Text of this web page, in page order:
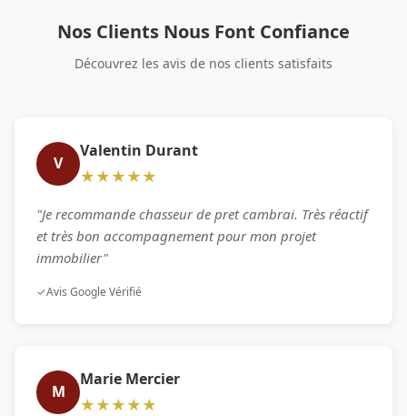
Nos Clients Nous Font Confiance
Découvrez les avis de nos clients satisfaits
V
Valentin Durant
★★★★★
"Je recommande chasseur de pret cambrai. Très réactif
et très bon accompagnement pour mon projet
immobilier"
✓Avis Google Vérifié
M
Marie Mercier
★★★★★